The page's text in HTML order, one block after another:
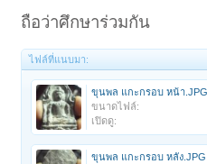
ถือว่าศึกษาร่วมกัน
ไฟล์ที่แนบมา:
ขุนพล แกะกรอบ หน้า.JPG
ขนาดไฟล์:
เปิดดู:
ขุนพล แกะกรอบ หลัง.JPG